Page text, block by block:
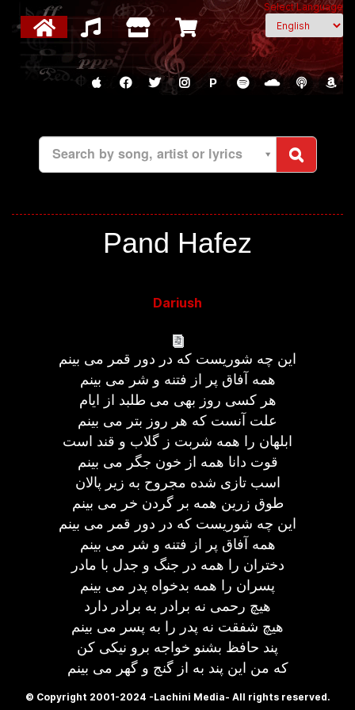
Select Language
P
Search by song, artist or lyrics
Pand Hafez
Dariush
این چه شوریست كه در دور قمر می بینم
همه آفاق پر از فتنه و شر می بینم
هر كسی روز بهی می طلبد از ایام
علت آنست كه هر روز بتر می بینم
ابلهان را همه شربت ز گلاب و قند است
قوت دانا همه از خون جگر می بینم
اسب تازی شده مجروح به زیر پالان
طوق زرین همه بر گردن خر می بینم
این چه شوریست كه در دور قمر می بینم
همه آفاق پر از فتنه و شر می بینم
دختران را همه در جنگ و جدل با مادر
پسران را همه بدخواه پدر می بینم
هیچ رحمی نه برادر به برادر دارد
هیچ شفقت نه پدر را به پسر می بینم
پند حافظ بشنو خواجه برو نیكی كن
كه من این پند به از گنج و گهر می بینم
© Copyright 2001-2024 -Lachini Media- All rights reserved.